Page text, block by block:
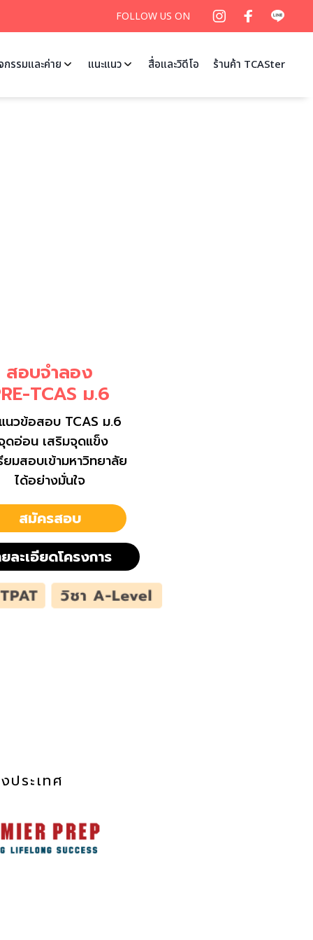
FOLLOW US ON
กรรมและค่าย แนะแนว สื่อและวิดีโอ ร้านค้า TCASter
สอบจำลอง
TCAS ม.6
นวข้อสอบ TCAS ม.6
ดอ่อน เสริมจุดแข็ง
ยมสอบเข้ามหาวิทยาลัย
ได้อย่างมั่นใจ
สมัครสอบ
ละเอียดโครงการ
ระเทศ